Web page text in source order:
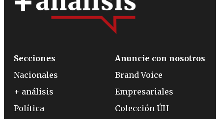
Secciones
Nacionales
+ análisis
Política
Anuncie con nosotros
Brand Voice
Empresariales
Colección ÚH